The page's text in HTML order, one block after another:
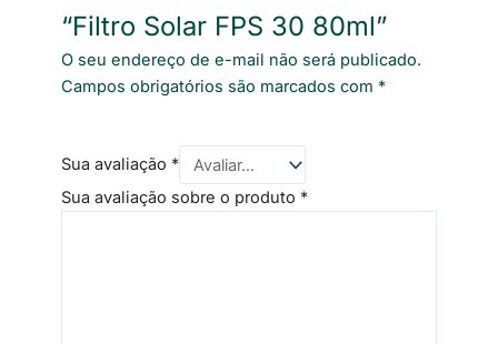
“Filtro Solar FPS 30 80ml”
O seu endereço de e-mail não será publicado.
Campos obrigatórios são marcados com *
Sua avaliação *
Sua avaliação sobre o produto *